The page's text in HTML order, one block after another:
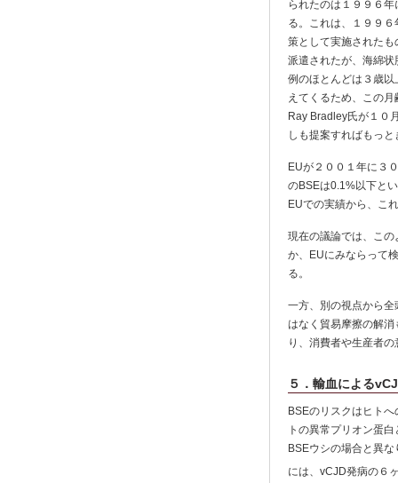
られたのは１９９６
る。これは、１９９
策として実施された
派遣されたが、海綿
例のほとんどは３歳
えてくるため、この
Ray Bradley氏が１０
しも提案すればもっ
EUが２００１年に３
のBSEは0.1%以下と
EUでの実績から、こ
現在の議論では、こ
か、EUにみならって
る。
一方、別の視点から
はなく貿易摩擦の解
り、消費者や生産者
５．輸血による
BSEのリスクはヒト
トの異常プリオン蛋
BSEウシの場合と異
には、vCJD発病の６